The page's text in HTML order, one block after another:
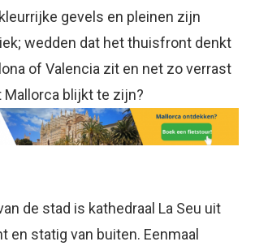
gevels en pleinen zijn
wedden dat het thuisfront denkt
of Valencia zit en net zo verrast
Mallorca blijkt te zijn?
de stad is kathedraal La Seu uit
en statig van buiten. Eenmaal